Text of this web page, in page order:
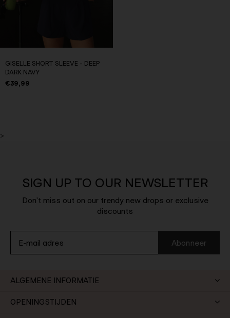
GISELLE SHORT SLEEVE - DEEP
DARK NAVY
€39,99
>
SIGN UP TO OUR NEWSLETTER
Don't miss out on our trendy new drops or exclusive
discounts
Abonneer
ALGEMENE INFORMATIE
OPENINGSTIJDEN